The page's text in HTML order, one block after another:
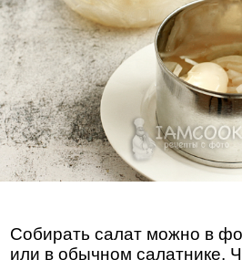
Собирать салат можно в
или в обычном салатнике.